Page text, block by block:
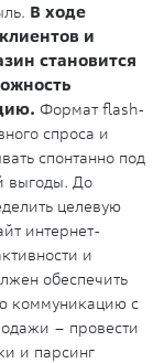
В ходе
и
становится
Формат flash-
спроса и
спонтанно под
выгоды. До
целевую
интернет-
и
обеспечить
коммуникацию с
– провести
и парсинг